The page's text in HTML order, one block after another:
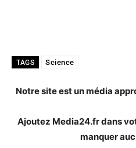
TAGS Science
Notre site est un média
Ajoutez Media24.fr dans
manquer